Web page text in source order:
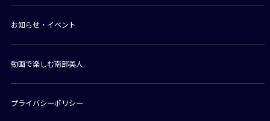
お知らせ・イベント
動画で楽しむ南部美人
プライバシーポリシー